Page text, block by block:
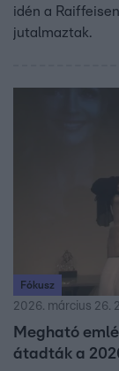
idén a
jutalmaztak.
Fókusz
2026. március 26.
Megható
átadták a